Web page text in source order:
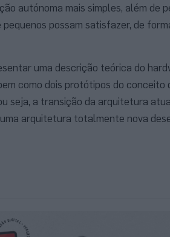
autónoma mais simples, além de
possam satisfazer, de
uma descrição teórica do
como dois protótipos do conceito
seja, a transição da arquitetura
arquitetura totalmente nova